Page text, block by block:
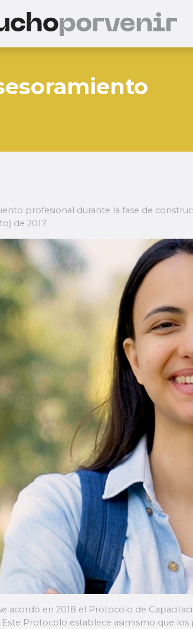
profesional durante la fase de
de 2017.
acordó en 2018 el Protocolo de
Este Protocolo establece asimismo que